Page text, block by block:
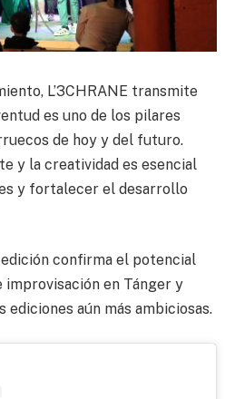
L’3CHRANE transmite
es uno de los pilares
de hoy y del futuro.
y la creatividad es esencial
y fortalecer el desarrollo
confirma el potencial
en Tánger y
aún más ambiciosas.